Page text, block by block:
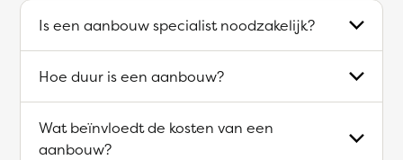
Is een aanbouw specialist noodzakelijk?
Hoe duur is een aanbouw?
Wat beïnvloedt de kosten van een
aanbouw?